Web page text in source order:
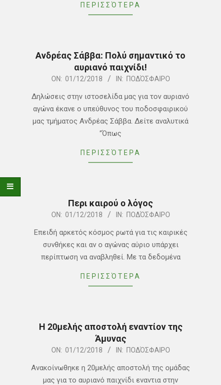
ΠΕΡΙΣΣΌΤΕΡΑ
Ανδρέας Σάββα: Πολύ σημαντικό το
αυριανό παιχνίδι!
ON: 01/12/2018 IN: ΠΟΔΌΣΦΑΙΡΟ
Δηλώσεις στην ιστοσελίδα μας για τον αυριανό
αγώνα έκανε ο υπεύθυνος του ποδοσφαιρικού
μας τμήματος Ανδρέας Σάββα. Δείτε αναλυτικά
”Όπως
ΠΕΡΙΣΣΌΤΕΡΑ
Περι καιρού ο λόγος
ON: 01/12/2018 IN: ΠΟΔΌΣΦΑΙΡΟ
Επειδή αρκετός κόσμος ρωτά για τις καιρικές
συνθήκες και αν ο αγώνας αύριο υπάρχει
περίπτωση να αναβληθεί. Με τα δεδομένα
ΠΕΡΙΣΣΌΤΕΡΑ
Η 20μελής αποστολή εναντίον της
Άμυνας
ON: 01/12/2018 IN: ΠΟΔΌΣΦΑΙΡΟ
Ανακοίνωθηκε η 20μελής αποστολή της ομάδας
μας για το αυριανό παιχνίδι εναντια στην